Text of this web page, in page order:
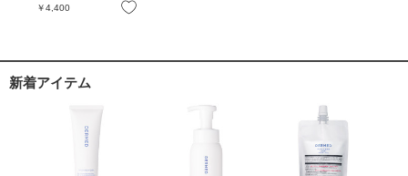
￥4,400
新着アイテム